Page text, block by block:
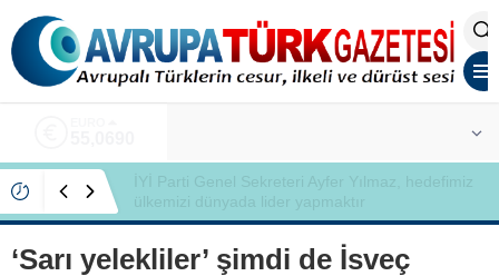
‘Sarı yelekliler’ şimdi de İsveç